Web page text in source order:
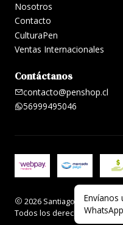
Nosotros
Contacto
CulturaPen
Ventas Internacionales
Contáctanos
contacto@penshop.cl
56999495046
2026 Santiago Penshop
Todos los derechos
Envíanos
WhatsApp